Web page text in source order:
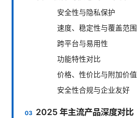
安全性与隐私保护
速度、稳定性与覆盖范围
跨平台与易用性
功能特性对比
价格、性价比与附加价值
安全性合规与企业友好
2025 年主流产品深度对比